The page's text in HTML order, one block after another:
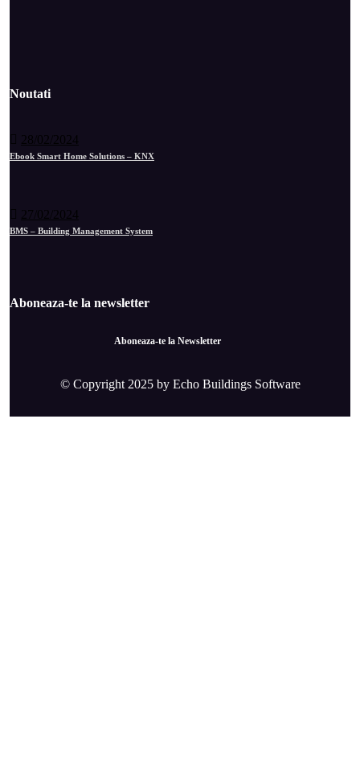
Noutati
28/02/2024
Ebook Smart Home Solutions – KNX
27/02/2024
BMS – Building Management System
Aboneaza-te la newsletter
Aboneaza-te la Newsletter
© Copyright 2025 by Echo Buildings Software